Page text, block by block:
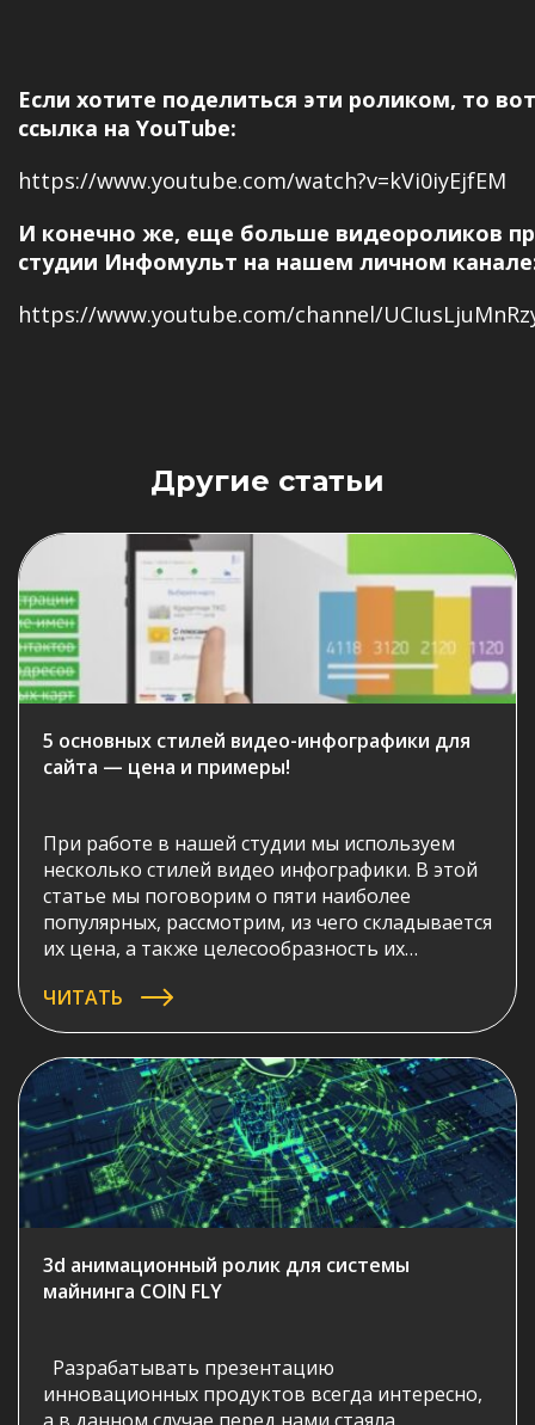
Если хотите поделиться эти роликом, то
ссылка на YouTube:
https://www.youtube.com/watch?v=kVi0iyEjfEM
И конечно же, еще больше видеороликов
студии Инфомульт на нашем личном
https://www.youtube.com/channel/
Другие статьи
5 основных стилей видео-инфографики для
сайта — цена и примеры!
При работе в нашей студии мы используем
несколько стилей видео инфографики. В этой
статье мы поговорим о пяти наиболее
популярных, рассмотрим, из чего складывается
их цена, а также целесообразность их
ЧИТАТЬ
3d анимационный ролик для системы
майнинга COIN FLY
Разрабатывать презентацию
инновационных продуктов всегда интересно,